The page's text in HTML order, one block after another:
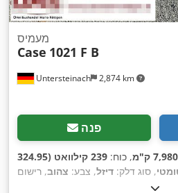
Untersteinach 2,874 km
מעמיס
Case 1021 F B
פנה
7,980 ק"מ , כוח:
239 קילוואט (324.95
, סוג דלק: דיזל, צבע: צהוב, רישום
, שנת ייצור: